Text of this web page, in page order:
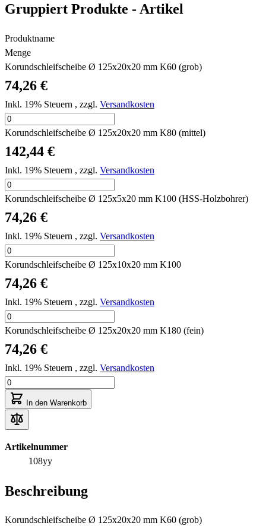
Gruppiert Produkte - Artikel
Produktname
Menge
Korundschleifscheibe Ø 125x20x20 mm K60 (grob)
74,26 €
Inkl. 19% Steuern , zzgl. Versandkosten
Korundschleifscheibe Ø 125x20x20 mm K80 (mittel)
142,44 €
Inkl. 19% Steuern , zzgl. Versandkosten
Korundschleifscheibe Ø 125x5x20 mm K100 (HSS-Holzbohrer)
74,26 €
Inkl. 19% Steuern , zzgl. Versandkosten
Korundschleifscheibe Ø 125x10x20 mm K100
74,26 €
Inkl. 19% Steuern , zzgl. Versandkosten
Korundschleifscheibe Ø 125x20x20 mm K180 (fein)
74,26 €
Inkl. 19% Steuern , zzgl. Versandkosten
In den Warenkorb
Artikelnummer
108yy
Beschreibung
Korundschleifscheibe Ø 125x20x20 mm K60 (grob)